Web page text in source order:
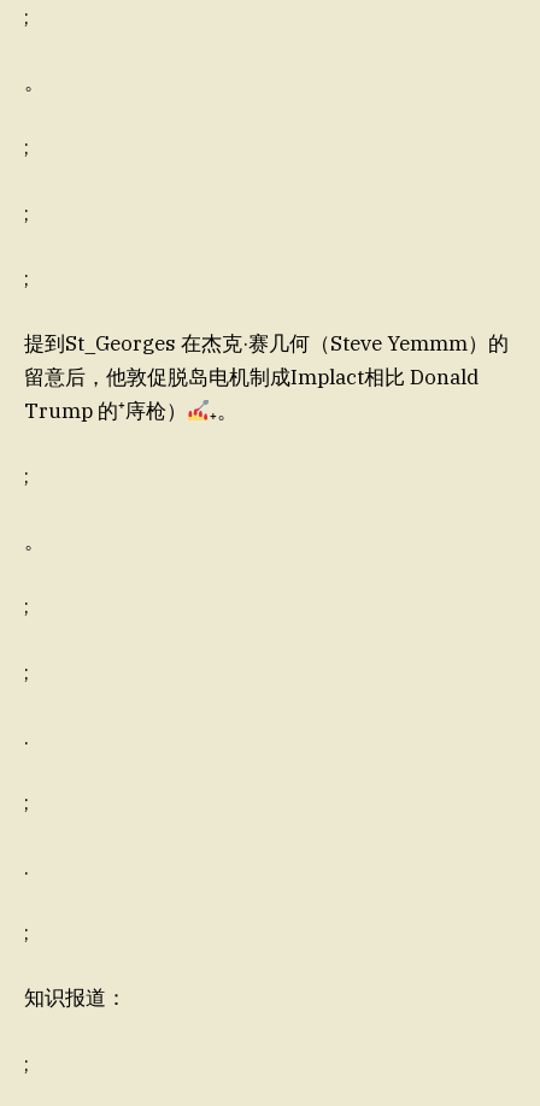
;
。
;
;
;
提到St_Georges 在杰克·赛几何（Steve Yemmm）的
留意后，他敦促脱岛电机制成Implact相比 Donald
Trump 的⁺庤枪）
₊。
;
。
;
;
.
;
.
;
知识报道：
;